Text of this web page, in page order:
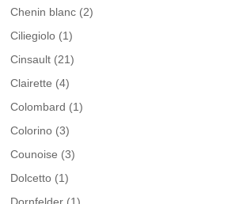
Chenin blanc (2)
Ciliegiolo (1)
Cinsault (21)
Clairette (4)
Colombard (1)
Colorino (3)
Counoise (3)
Dolcetto (1)